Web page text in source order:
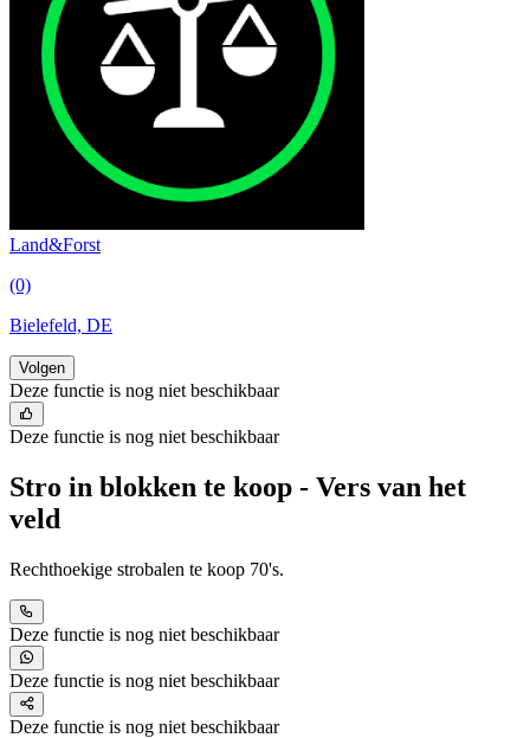
Land&Forst
(0)
Bielefeld, DE
Volgen
Deze functie is nog niet beschikbaar
Deze functie is nog niet beschikbaar
Stro in blokken te koop - Vers van het
veld
Rechthoekige strobalen te koop 70's.
Deze functie is nog niet beschikbaar
Deze functie is nog niet beschikbaar
Deze functie is nog niet beschikbaar